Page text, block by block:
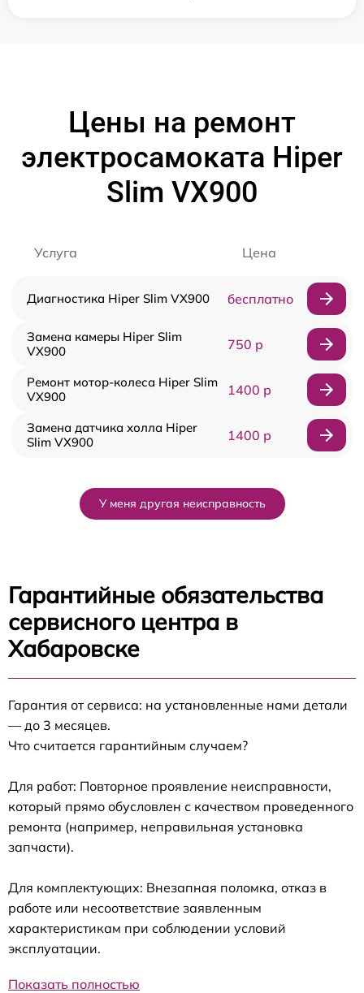
Цены на ремонт
электросамоката Hiper
Slim VX900
Услуга Цена
Диагностика Hiper Slim VX900 бесплатно
Замена камеры Hiper Slim
VX900
750 р
Ремонт мотор-колеса Hiper Slim
VX900
1400 р
Замена датчика холла Hiper
Slim VX900
1400 р
У меня другая неисправность
Гарантийные обязательства
сервисного центра в
Хабаровске
Гарантия от сервиса: на установленные нами детали
— до 3 месяцев.
Что считается гарантийным случаем?
Для работ: Повторное проявление неисправности,
который прямо обусловлен с качеством проведенного
ремонта (например, неправильная установка
запчасти).
Для комплектующих: Внезапная поломка, отказ в
работе или несоответствие заявленным
характеристикам при соблюдении условий
эксплуатации.
Показать полностью